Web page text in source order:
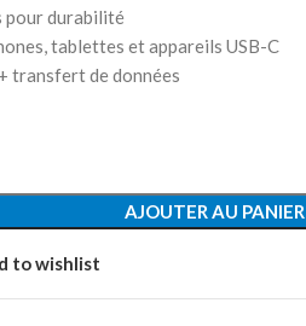
pour durabilité
tablettes et appareils USB-C
transfert de données
AJOUTER AU PANIER
to wishlist